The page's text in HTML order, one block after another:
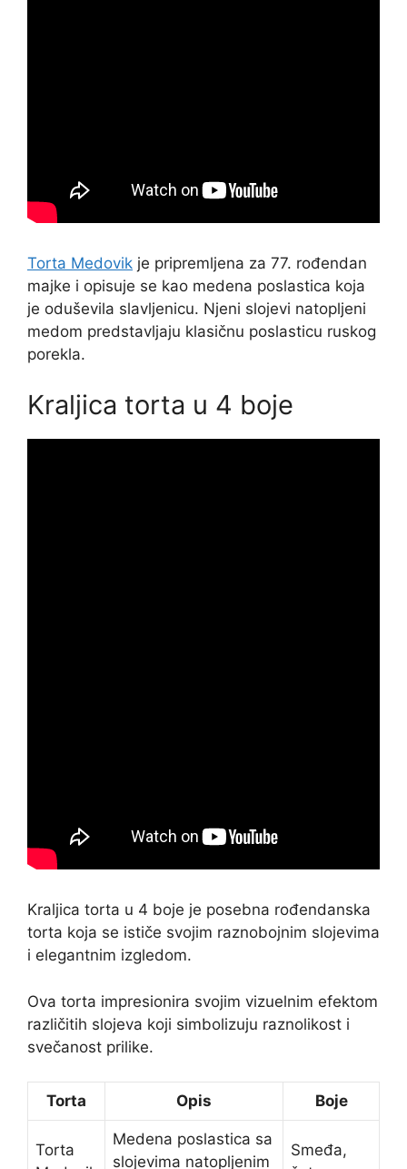
Torta Medovik je pripremljena za 77. rođendan
majke i opisuje se kao medena poslastica koja
je oduševila slavljenicu. Njeni slojevi natopljeni
medom predstavljaju klasičnu poslasticu ruskog
porekla.
Kraljica torta u 4 boje
Kraljica torta u 4 boje je posebna rođendanska
torta koja se ističe svojim raznobojnim slojevima
i elegantnim izgledom.
Ova torta impresionira svojim vizuelnim efektom
različitih slojeva koji simbolizuju raznolikost i
svečanost prilike.
Torta Opis Boje
Torta
Medena poslastica sa
slojevima natopljenim
Smeđa,